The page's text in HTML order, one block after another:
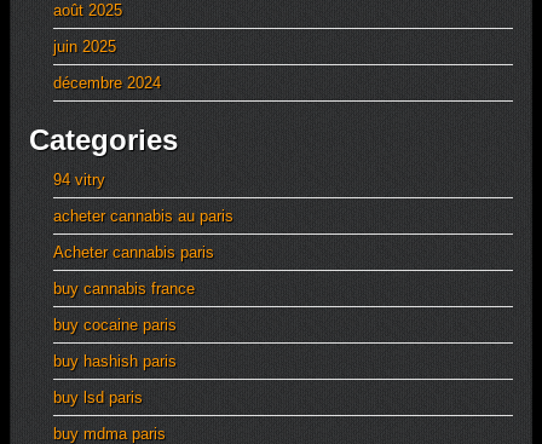
août 2025
juin 2025
décembre 2024
Categories
94 vitry
acheter cannabis au paris
Acheter cannabis paris
buy cannabis france
buy cocaine paris
buy hashish paris
buy lsd paris
buy mdma paris